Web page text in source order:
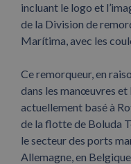
incluant le logo et
de la Division de
Marítima, avec les
Ce remorqueur, en
dans les manœuvres et
actuellement basé à
de la flotte de Boluda
le secteur des ports
Allemagne, en